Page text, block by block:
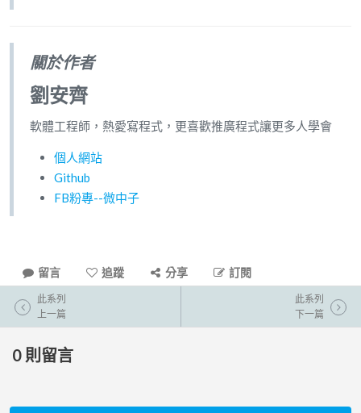
關於作者
劉安齊
軟體工程師，熱愛寫程式，更喜歡推廣程式讓更多人學會
個人網站
Github
FB粉專--微中子
留言 追蹤 分享 訂閱
此系列
上一篇
此系列
下一篇
0 則留言